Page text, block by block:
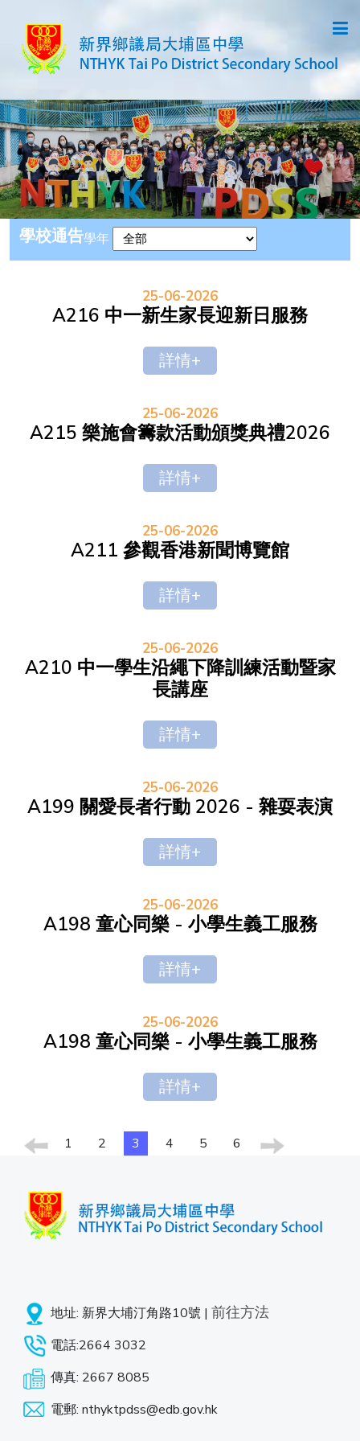
學校通告學年
25-06-2026
A216 中一新生家長迎新日服務
詳情+
25-06-2026
A215 樂施會籌款活動頒獎典禮2026
詳情+
25-06-2026
A211 參觀香港新聞博覽館
詳情+
25-06-2026
A210 中一學生沿繩下降訓練活動暨家
長講座
詳情+
25-06-2026
A199 關愛長者行動 2026 - 雜耍表演
詳情+
25-06-2026
A198 童心同樂 - 小學生義工服務
詳情+
25-06-2026
A198 童心同樂 - 小學生義工服務
詳情+
1 2 3 4 5 6
地址: 新界大埔汀角路10號 | 前往方法
電話:2664 3032
傳真: 2667 8085
電郵: nthyktpdss@edb.gov.hk